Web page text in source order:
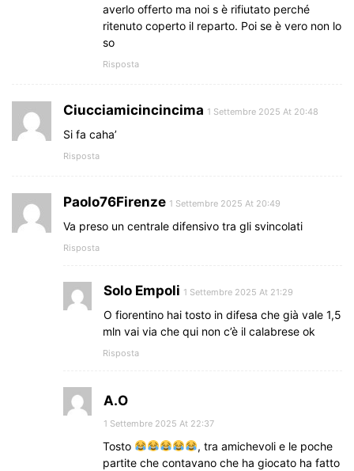
averlo offerto ma noi s è rifiutato perché
ritenuto coperto il reparto. Poi se è vero non lo
so
Risposta
Ciucciamicincincima 1 Settembre 2025 At 20:48
Si fa caha’
Risposta
Paolo76Firenze 1 Settembre 2025 At 20:49
Va preso un centrale difensivo tra gli svincolati
Risposta
Solo Empoli 1 Settembre 2025 At 21:29
O fiorentino hai tosto in difesa che già vale 1,5
mln vai via che qui non c’è il calabrese ok
Risposta
A.O
1 Settembre 2025 At 22:37
Tosto
, tra amichevoli e le poche
partite che contavano che ha giocato ha fatto